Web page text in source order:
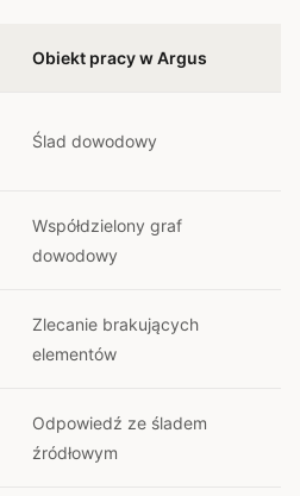
Obiekt pracy w Argus
Ślad dowodowy
Współdzielony graf
dowodowy
Zlecanie brakujących
elementów
Odpowiedź ze śladem
źródłowym